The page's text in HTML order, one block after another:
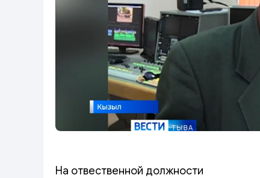
На отвественной должности